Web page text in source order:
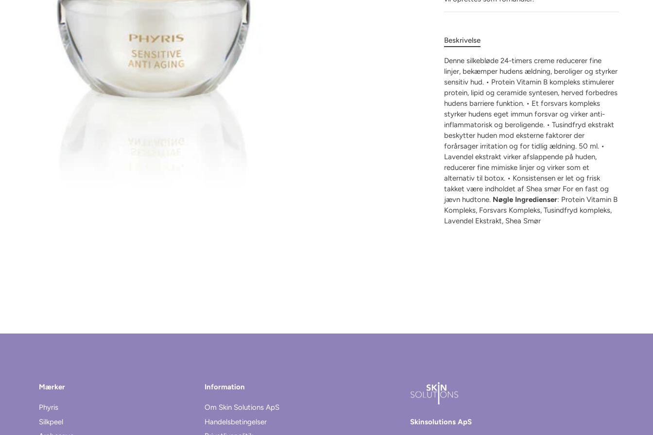
Beskrivelse
Denne silkebløde 24-timers creme reducerer fine
linjer, bekæmper hudens ældning, beroliger og styrker
sensitiv hud. • Protein Vitamin B kompleks stimulerer
protein, lipid og ceramide syntesen, herved forbedres
hudens barriere funktion. • Et forsvars kompleks
styrker hudens eget immun forsvar og virker anti-
inflammatorisk og beroligende. • Tusindfryd ekstrakt
beskytter huden mod eksterne faktorer der
forårsager irritation og for tidlig ældning. 50 ml. •
Lavendel ekstrakt virker afslappende på huden,
reducerer fine mimiske linjer og virker som et
alternativ til botox. • Konsistensen er let og frisk
takket være indholdet af Shea smør For en fast og
jævn hudtone. Nøgle Ingredienser: Protein Vitamin B
Kompleks, Forsvars Kompleks, Tusindfryd kompleks,
Lavendel Ekstrakt, Shea Smør
Mærker
Phyris
Silkpeel
Information
Om Skin Solutions ApS
Handelsbetingelser
Skinsolutions ApS